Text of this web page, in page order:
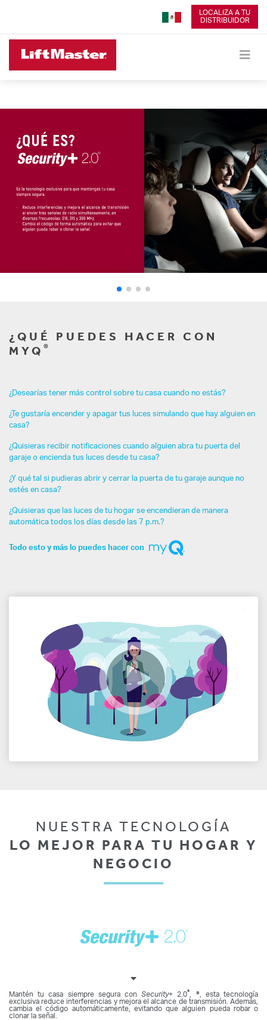
LOCALIZA A TU
DISTRIBUIDOR
¿QUÉ PUEDES HACER CON
MYQ ®
¿Desearías tener más control sobre tu casa cuando no estás?
¿Te gustaría encender y apagar tus luces simulando que hay alguien en
casa?
¿Quisieras recibir notificaciones cuando alguien abra tu puerta del
garaje o encienda tus luces desde tu casa?
¿Y qué tal si pudieras abrir y cerrar la puerta de tu garaje aunque no
estés en casa?
¿Quisieras que las luces de tu hogar se encendieran de manera
automática todos los días desde las 7 p.m.?
Todo esto y más lo puedes hacer con
NUESTRA TECNOLOGÍA
LO MEJOR PARA TU HOGAR Y
NEGOCIO
Mantén tu casa siempre segura conSecurity+ 2.0®
, ®, esta tecnología
exclusiva reduce interferencias y mejora el alcance de transmisión. Además,
cambia el código automáticamente, evitando que alguien pueda robar o
clonar la señal.